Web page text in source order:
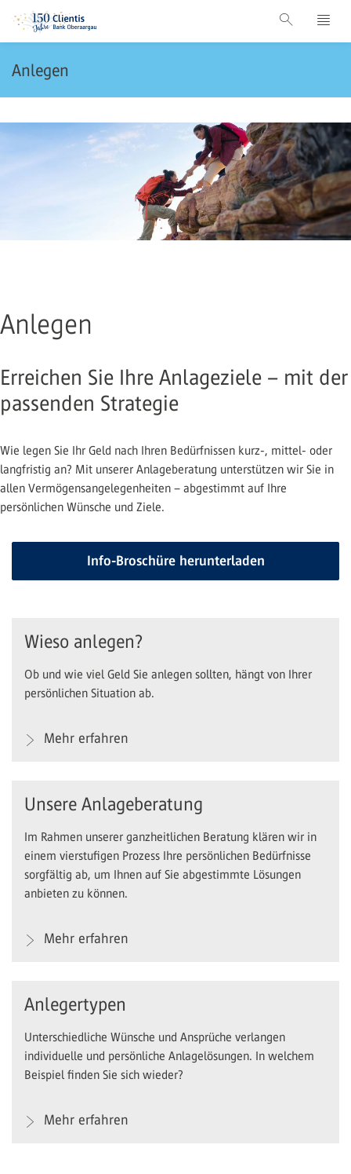
Anlegen
Anlegen
Erreichen Sie Ihre Anlageziele – mit der
passenden Strategie
Wie legen Sie Ihr Geld nach Ihren Bedürfnissen kurz-, mittel- oder
langfristig an? Mit unserer Anlageberatung unterstützen wir Sie in
allen Vermögensangelegenheiten – abgestimmt auf Ihre
persönlichen Wünsche und Ziele.
Info-Broschüre herunterladen
Wieso anlegen?
Ob und wie viel Geld Sie anlegen sollten, hängt von Ihrer
persönlichen Situation ab.
Mehr erfahren
Unsere Anlageberatung
Im Rahmen unserer ganzheitlichen Beratung klären wir in
einem vierstufigen Prozess Ihre persönlichen Bedürfnisse
sorgfältig ab, um Ihnen auf Sie abgestimmte Lösungen
anbieten zu können.
Mehr erfahren
Anlegertypen
Unterschiedliche Wünsche und Ansprüche verlangen
individuelle und persönliche Anlagelösungen. In welchem
Beispiel finden Sie sich wieder?
Mehr erfahren